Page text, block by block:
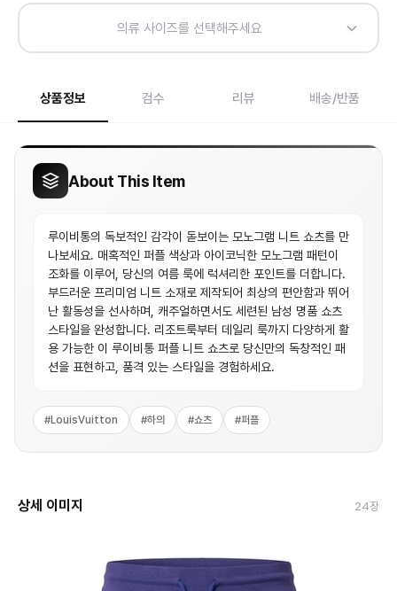
의류 사이즈를 선택해주세요
상품정보 검수 리뷰 배송/반품
About This Item
루이비통의 독보적인 감각이 돋보이는 모노그램 니트 쇼츠를 만
나보세요. 매혹적인 퍼플 색상과 아이코닉한 모노그램 패턴이
조화를 이루어, 당신의 여름 룩에 럭셔리한 포인트를 더합니다.
부드러운 프리미엄 니트 소재로 제작되어 최상의 편안함과 뛰어
난 활동성을 선사하며, 캐주얼하면서도 세련된 남성 명품 쇼츠
스타일을 완성합니다. 리조트룩부터 데일리 룩까지 다양하게 활
용 가능한 이 루이비통 퍼플 니트 쇼츠로 당신만의 독창적인 패
션을 표현하고, 품격 있는 스타일을 경험하세요.
#LouisVuitton #하의 #쇼츠 #퍼플
상세 이미지 24장